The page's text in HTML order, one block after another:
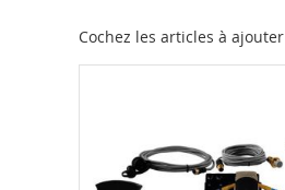
Cochez les articles à